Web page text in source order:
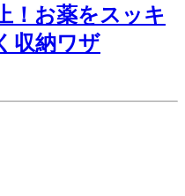
！お薬をスッキ
収納ワザ